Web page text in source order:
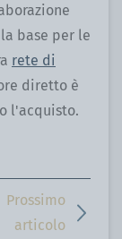
base per le
rete di
diretto è
l'acquisto.
Prossimo
articolo